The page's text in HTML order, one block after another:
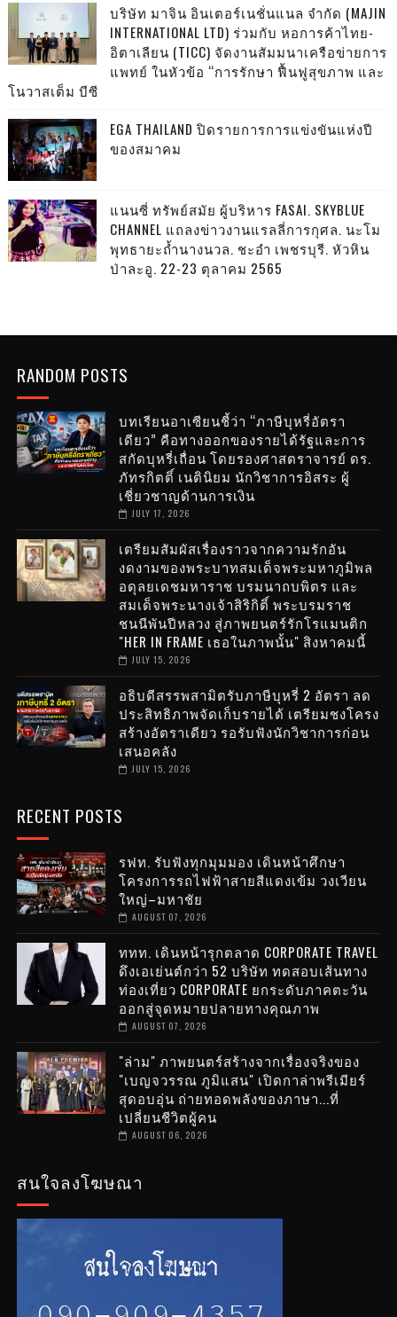
บริษัท มาจิน อินเตอร์เนชั่นแนล จำกัด (MAJIN
INTERNATIONAL LTD) ร่วมกับ หอการค้าไทย-
อิตาเลียน (TICC) จัดงานสัมมนาเครือข่ายการ
แพทย์ ในหัวข้อ “การรักษา ฟื้นฟูสุขภาพ และ
โนวาสเต็ม บีซี
EGA THAILAND ปิดรายการการแข่งขันแห่งปี
ของสมาคม
แนนซี่ ทรัพย์สมัย ผู้บริหาร FASAI. SKYBLUE
CHANNEL แถลงข่าวงานแรลลี่การกุศล. นะโม
พุทธายะถ้ำนางนวล. ชะอำ เพชรบุรี. หัวหิน
ป่าละอู. 22-23 ตุลาคม 2565
RANDOM POSTS
บทเรียนอาเซียนชี้ว่า “ภาษีบุหรี่อัตรา
เดียว” คือทางออกของรายได้รัฐและการ
สกัดบุหรี่เถื่อน โดยรองศาสตราจารย์ ดร.
ภัทรกิตติ์ เนตินิยม นักวิชาการอิสระ ผู้
เชี่ยวชาญด้านการเงิน
JULY 17, 2026
เตรียมสัมผัสเรื่องราวจากความรักอัน
งดงามของพระบาทสมเด็จพระมหาภูมิพล
อดุลยเดชมหาราช บรมนาถบพิตร และ
สมเด็จพระนางเจ้าสิริกิติ์ พระบรมราช
ชนนีพันปีหลวง สู่ภาพยนตร์รักโรแมนติก
"HER IN FRAME เธอในภาพนั้น" สิงหาคมนี้
JULY 15, 2026
อธิบดีสรรพสามิตรับภาษีบุหรี่ 2 อัตรา ลด
ประสิทธิภาพจัดเก็บรายได้ เตรียมชงโครง
สร้างอัตราเดียว รอรับฟังนักวิชาการก่อน
เสนอคลัง
JULY 15, 2026
RECENT POSTS
รฟท. รับฟังทุกมุมมอง เดินหน้าศึกษา
โครงการรถไฟฟ้าสายสีแดงเข้ม วงเวียน
ใหญ่–มหาชัย
AUGUST 07, 2026
ททท. เดินหน้ารุกตลาด CORPORATE TRAVEL
ดึงเอเย่นต์กว่า 52 บริษัท ทดสอบเส้นทาง
ท่องเที่ยว CORPORATE ยกระดับภาคตะวัน
ออกสู่จุดหมายปลายทางคุณภาพ
AUGUST 07, 2026
"ล่าม" ภาพยนตร์สร้างจากเรื่องจริงของ
"เบญจวรรณ ภูมิแสน" เปิดกาล่าพรีเมียร์
สุดอบอุ่น ถ่ายทอดพลังของภาษา...ที่
เปลี่ยนชีวิตผู้คน
AUGUST 06, 2026
สนใจลงโฆษณา